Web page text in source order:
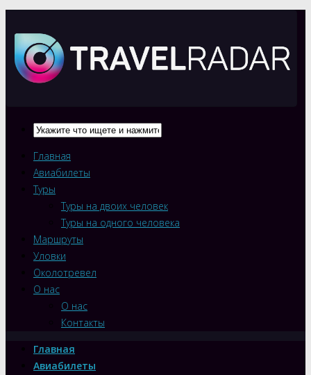
Главная
Авиабилеты
Туры
Туры на двоих человек
Туры на одного человека
Маршруты
Уловки
Околотревел
О нас
О нас
Контакты
Главная
Авиабилеты